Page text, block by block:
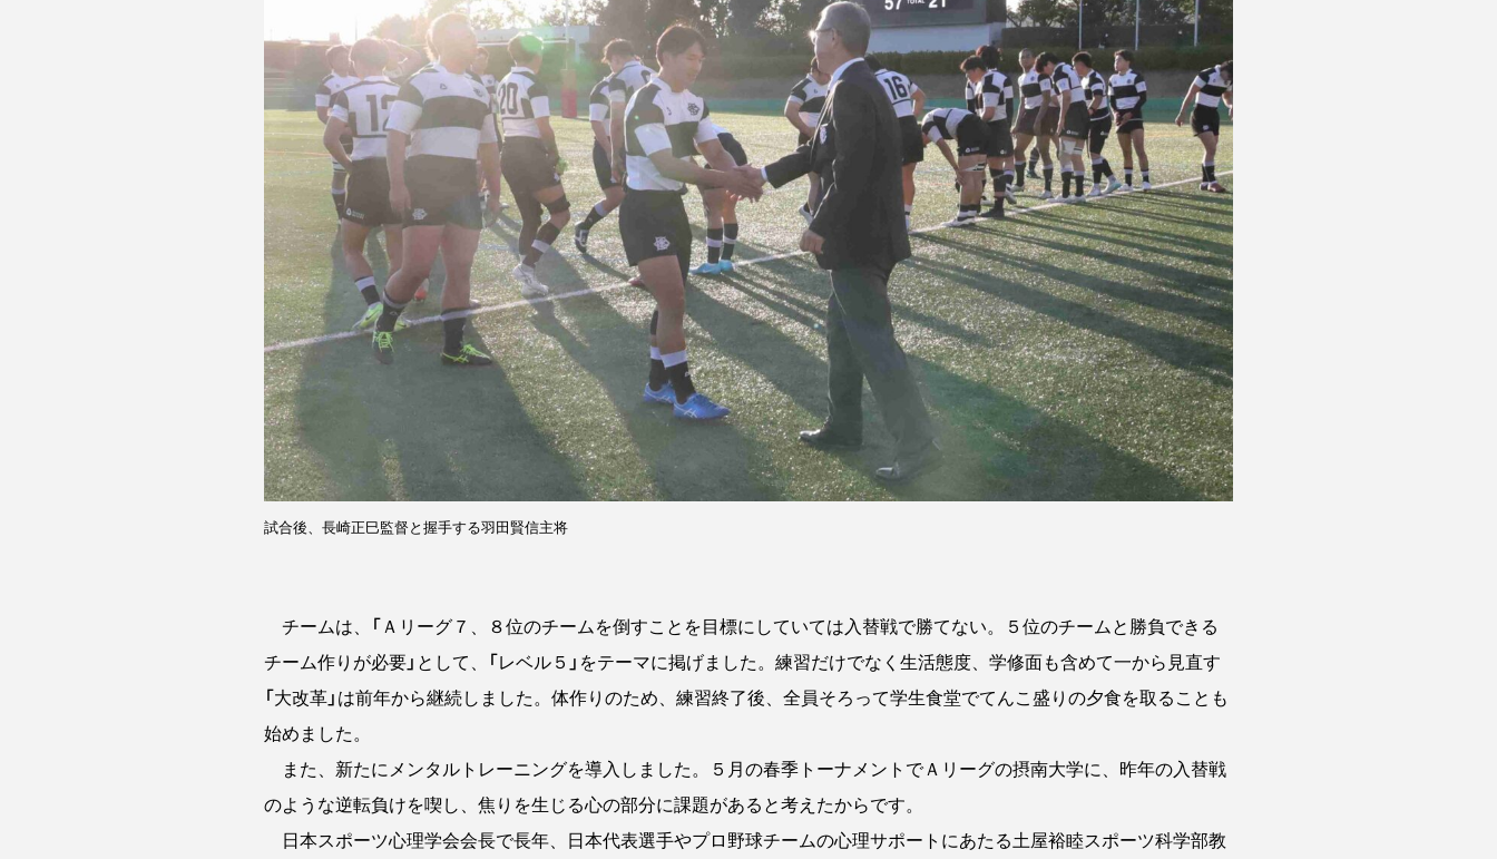
試合後、長崎正巳監督と握手する羽田賢信主将
チームは、「Ａリーグ７、８位のチームを倒すことを目標にしていては入替戦で勝てない。５位のチームと勝負できる
チーム作りが必要」として、「レベル５」をテーマに掲げました。練習だけでなく生活態度、学修面も含めて一から見直す
「大改革」は前年から継続しました。体作りのため、練習終了後、全員そろって学生食堂でてんこ盛りの夕食を取ることも
始めました。
また、新たにメンタルトレーニングを導入しました。５月の春季トーナメントでＡリーグの摂南大学に、昨年の入替戦
のような逆転負けを喫し、焦りを生じる心の部分に課題があると考えたからです。
日本スポーツ心理学会会長で長年、日本代表選手やプロ野球チームの心理サポートにあたる土屋裕睦スポーツ科学部教